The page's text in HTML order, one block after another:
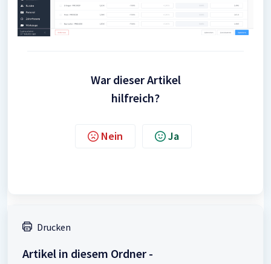
War dieser Artikel
hilfreich?
Nein Ja
Drucken
Artikel in diesem Ordner -